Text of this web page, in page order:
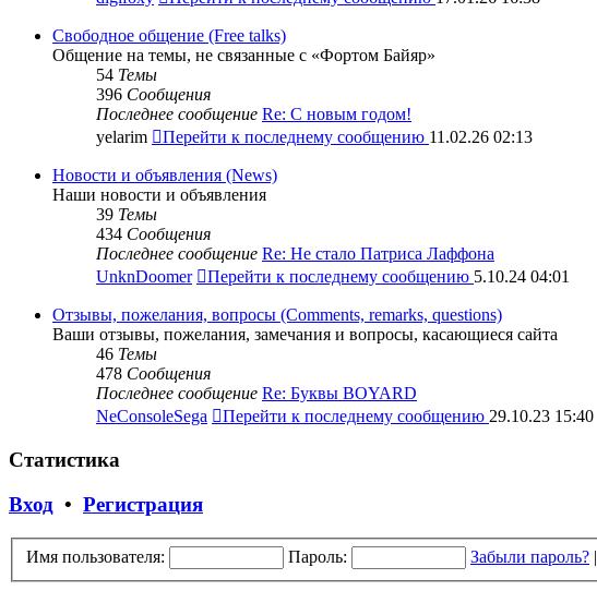
Свободное общение (Free talks)
Общение на темы, не связанные с «Фортом Байяр»
54 Темы
396 Сообщения
Последнее сообщение Re: С новым годом!
yelarim
Перейти к последнему сообщению 11.02.26 02:13
Новости и объявления (News)
Наши новости и объявления
39 Темы
434 Сообщения
Последнее сообщение Re: Не стало Патриса Лаффона
UnknDoomer
Перейти к последнему сообщению 5.10.24 04:01
Отзывы, пожелания, вопросы (Comments, remarks, questions)
Ваши отзывы, пожелания, замечания и вопросы, касающиеся сайта
46 Темы
478 Сообщения
Последнее сообщение Re: Буквы BOYARD
NeConsoleSega
Перейти к последнему сообщению 29.10.23 15:40
Статистика
Вход • Регистрация
Имя пользователя: Пароль: Забыли пароль? |